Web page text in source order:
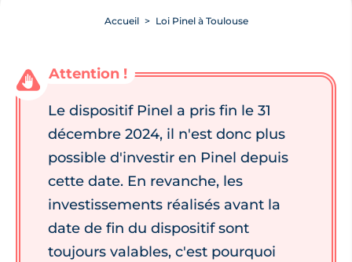
Accueil Loi Pinel à Toulouse
Le dispositif Pinel a pris fin le 31
décembre 2024, il n'est donc plus
possible d'investir en Pinel depuis
cette date. En revanche, les
investissements réalisés avant la
date de fin du dispositif sont
toujours valables, c'est pourquoi